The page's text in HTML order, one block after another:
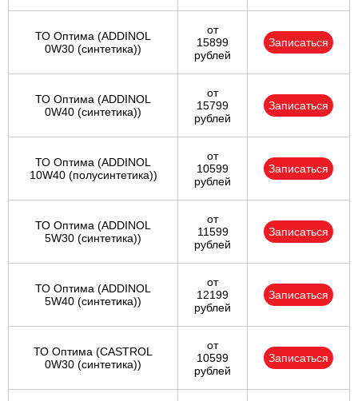
ТО Оптима (ADDINOL
0W30 (синтетика))
от
15899
рублей
Записаться
ТО Оптима (ADDINOL
0W40 (синтетика))
от
15799
рублей
Записаться
ТО Оптима (ADDINOL
10W40 (полусинтетика))
от
10599
рублей
Записаться
ТО Оптима (ADDINOL
5W30 (синтетика))
от
11599
рублей
Записаться
ТО Оптима (ADDINOL
5W40 (синтетика))
от
12199
рублей
Записаться
ТО Оптима (CASTROL
0W30 (синтетика))
от
10599
рублей
Записаться